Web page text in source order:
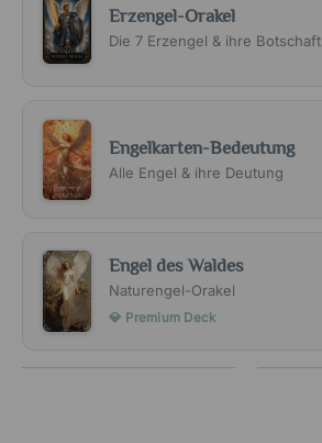
Erzengel-Orakel
Die 7 Erzengel & ihre Botschaft
Engelkarten-Bedeutung
Alle Engel & ihre Deutung
Engel des Waldes
Naturengel-Orakel
💎 Premium Deck